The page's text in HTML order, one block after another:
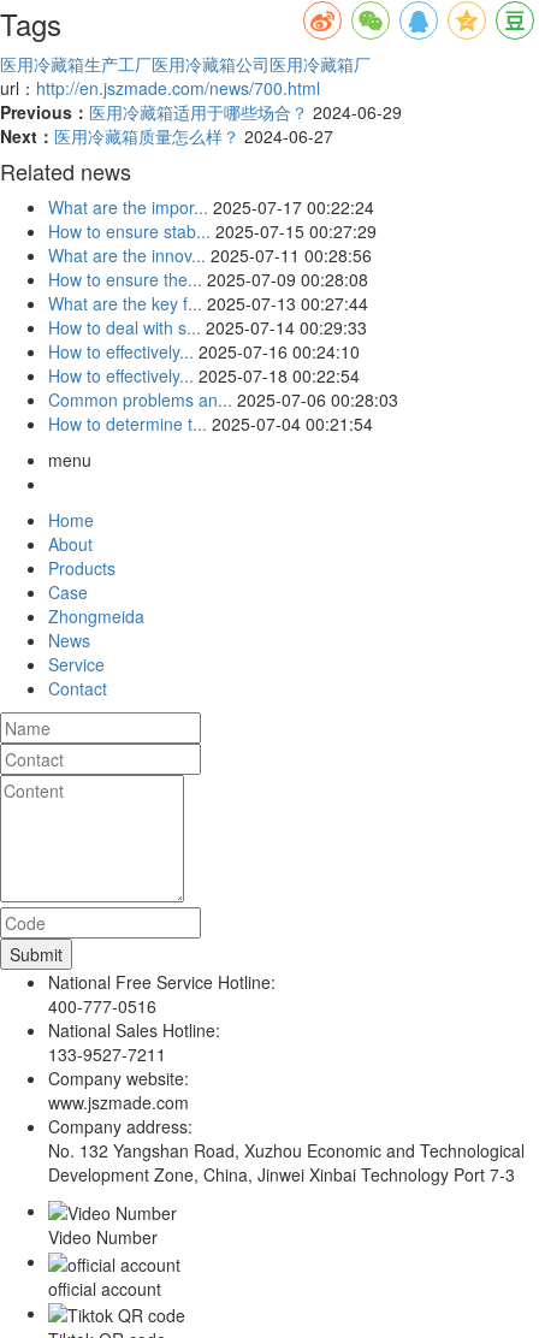
Tags
医用冷藏箱生产工厂医用冷藏箱公司医用冷藏箱厂
url： http://en.jszmade.com/news/700.html
Previous： 医用冷藏箱适用于哪些场合？ 2024-06-29
Next： 医用冷藏箱质量怎么样？ 2024-06-27
Related news
What are the impor... 2025-07-17 00:22:24
How to ensure stab... 2025-07-15 00:27:29
What are the innov... 2025-07-11 00:28:56
How to ensure the... 2025-07-09 00:28:08
What are the key f... 2025-07-13 00:27:44
How to deal with s... 2025-07-14 00:29:33
How to effectively... 2025-07-16 00:24:10
How to effectively... 2025-07-18 00:22:54
Common problems an... 2025-07-06 00:28:03
How to determine t... 2025-07-04 00:21:54
menu
Home
About
Products
Case
Zhongmeida
News
Service
Contact
National Free Service Hotline:
400-777-0516
National Sales Hotline:
133-9527-7211
Company website:
www.jszmade.com
Company address:
No. 132 Yangshan Road, Xuzhou Economic and Technological
Development Zone, China, Jinwei Xinbai Technology Port 7-3
Video Number
official account